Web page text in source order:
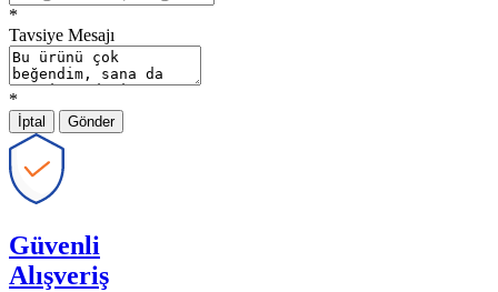
*
Tavsiye Mesajı
*
İptal Gönder
Güvenli
Alışveriş